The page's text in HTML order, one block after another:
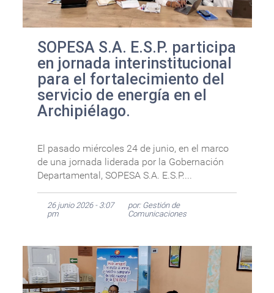
SOPESA S.A. E.S.P. participa
en jornada interinstitucional
para el fortalecimiento del
servicio de energía en el
Archipiélago.
El pasado miércoles 24 de junio, en el marco
de una jornada liderada por la Gobernación
Departamental, SOPESA S.A. E.S.P....
26 junio 2026 - 3:07
pm
por: Gestión de
Comunicaciones